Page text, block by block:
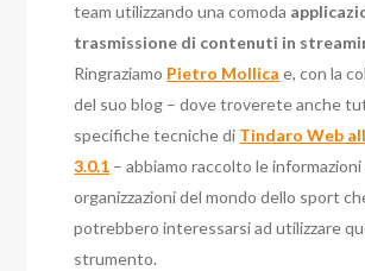
team utilizzando una comoda
trasmissione di contenuti in
Ringraziamo Pietro Mollica e, con la
del suo blog – dove troverete anche
specifiche tecniche di Tindaro Web
3.0.1 – abbiamo raccolto le
organizzazioni del mondo dello sport
potrebbero interessarsi ad utilizzare
strumento.